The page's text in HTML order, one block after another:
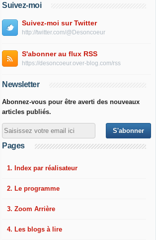
Suivez-moi
Suivez-moi sur Twitter
http://twitter.com/@Desoncoeur
S'abonner au flux RSS
https://desoncoeur.over-blog.com/rss
Newsletter
Abonnez-vous pour être averti des nouveaux
articles publiés.
Pages
1. Index par réalisateur
2. Le programme
3. Zoom Arrière
4. Les blogs à lire